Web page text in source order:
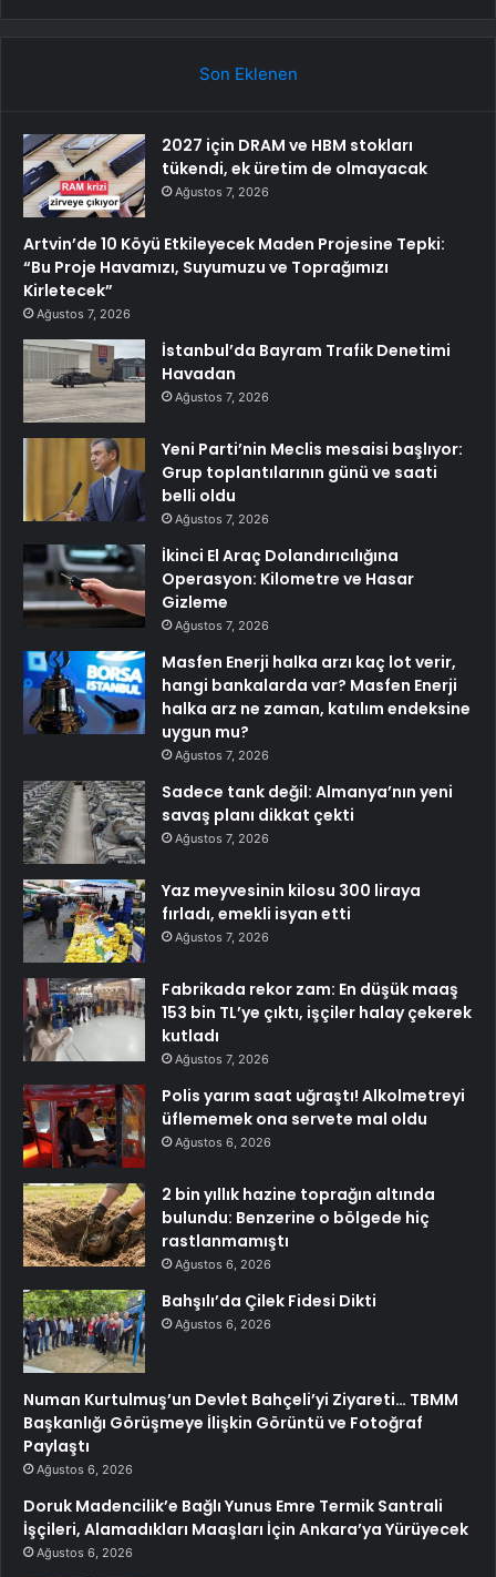
Son Eklenen
2027 için DRAM ve HBM stokları
tükendi, ek üretim de olmayacak
Ağustos 7, 2026
Artvin’de 10 Köyü Etkileyecek Maden Projesine Tepki:
“Bu Proje Havamızı, Suyumuzu ve Toprağımızı
Kirletecek”
Ağustos 7, 2026
İstanbul’da Bayram Trafik Denetimi
Havadan
Ağustos 7, 2026
Yeni Parti’nin Meclis mesaisi başlıyor:
Grup toplantılarının günü ve saati
belli oldu
Ağustos 7, 2026
İkinci El Araç Dolandırıcılığına
Operasyon: Kilometre ve Hasar
Gizleme
Ağustos 7, 2026
Masfen Enerji halka arzı kaç lot verir,
hangi bankalarda var? Masfen Enerji
halka arz ne zaman, katılım endeksine
uygun mu?
Ağustos 7, 2026
Sadece tank değil: Almanya’nın yeni
savaş planı dikkat çekti
Ağustos 7, 2026
Yaz meyvesinin kilosu 300 liraya
fırladı, emekli isyan etti
Ağustos 7, 2026
Fabrikada rekor zam: En düşük maaş
153 bin TL’ye çıktı, işçiler halay çekerek
kutladı
Ağustos 7, 2026
Polis yarım saat uğraştı! Alkolmetreyi
üflememek ona servete mal oldu
Ağustos 6, 2026
2 bin yıllık hazine toprağın altında
bulundu: Benzerine o bölgede hiç
rastlanmamıştı
Ağustos 6, 2026
Bahşılı’da Çilek Fidesi Dikti
Ağustos 6, 2026
Numan Kurtulmuş’un Devlet Bahçeli’yi Ziyareti… TBMM
Başkanlığı Görüşmeye İlişkin Görüntü ve Fotoğraf
Paylaştı
Ağustos 6, 2026
Doruk Madencilik’e Bağlı Yunus Emre Termik Santrali
İşçileri, Alamadıkları Maaşları İçin Ankara’ya Yürüyecek
Ağustos 6, 2026